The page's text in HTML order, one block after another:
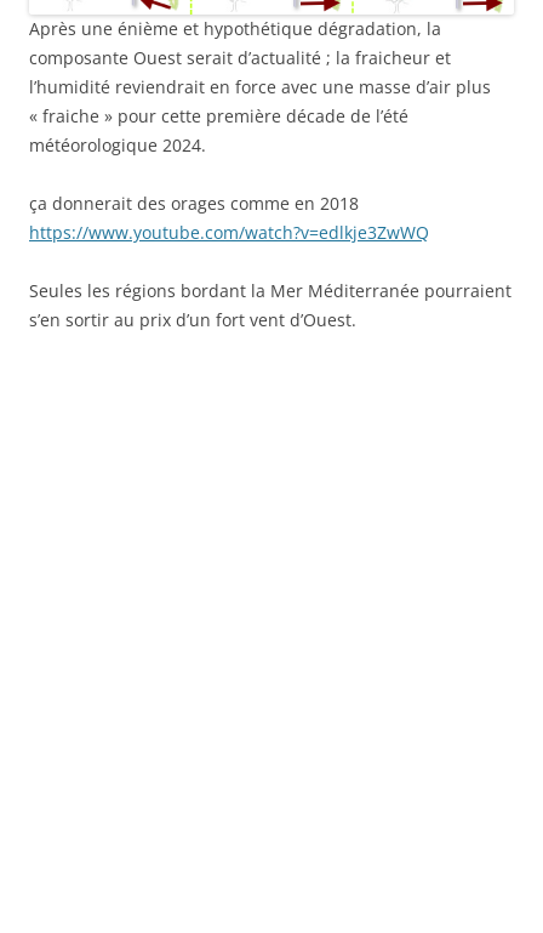
Après une énième et hypothétique dégradation, la
composante Ouest serait d’actualité ; la fraicheur et
l’humidité reviendrait en force avec une masse d’air plus
« fraiche » pour cette première décade de l’été
météorologique 2024.
ça donnerait des orages comme en 2018
https://www.youtube.com/watch?v=edlkje3ZwWQ
Seules les régions bordant la Mer Méditerranée pourraient
s’en sortir au prix d’un fort vent d’Ouest.